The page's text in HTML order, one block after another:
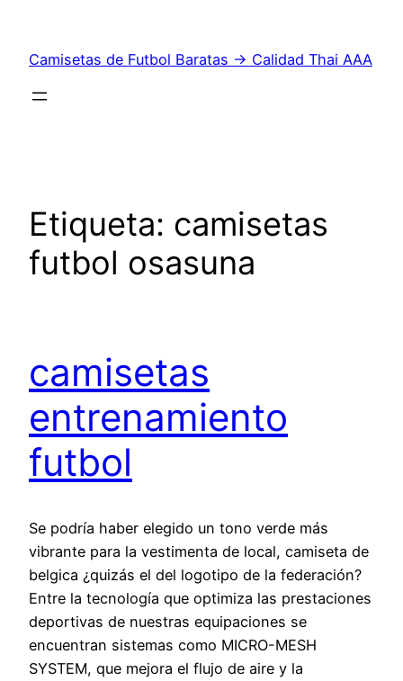
contenido
Camisetas de Futbol Baratas → Calidad Thai AAA
Etiqueta: camisetas
futbol osasuna
camisetas
entrenamiento
futbol
Se podría haber elegido un tono verde más
vibrante para la vestimenta de local, camiseta de
belgica ¿quizás el del logotipo de la federación?
Entre la tecnología que optimiza las prestaciones
deportivas de nuestras equipaciones se
encuentran sistemas como MICRO-MESH
SYSTEM, que mejora el flujo de aire y la